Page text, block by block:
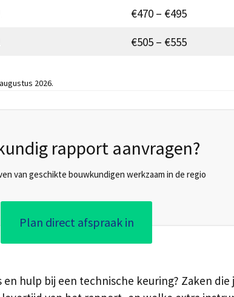
€470 – €495
€505 – €555
2026.
rapport aanvragen?
van geschikte bouwkundigen werkzaam in de regio
Plan direct afspraak in
hulp bij een technische keuring? Zaken